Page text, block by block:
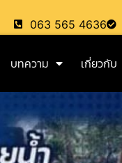
063 565 4636
บทความ เกี่ยวกับ